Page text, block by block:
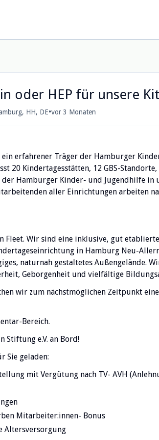
oder HEP für unsere
HH, DE•vor 3 Monaten
ein erfahrener Träger der Hamburger
20 Kindertagesstätten, 12 GBS-
Hamburger Kinder- und Jugendhilfe in
aller Einrichtungen arbeiten
Fleet. Wir sind eine inklusive, gut
in Hamburg Neu-
naturnah gestaltetes Außengelände.
Geborgenheit und vielfältige
wir zum nächstmöglichen Zeitpunkt
Bereich.
Stiftung e.V. an Bord!
Sie geladen:
mit Vergütung nach TV- AVH
Mitarbeiter:innen- Bonus
Altersversorgung